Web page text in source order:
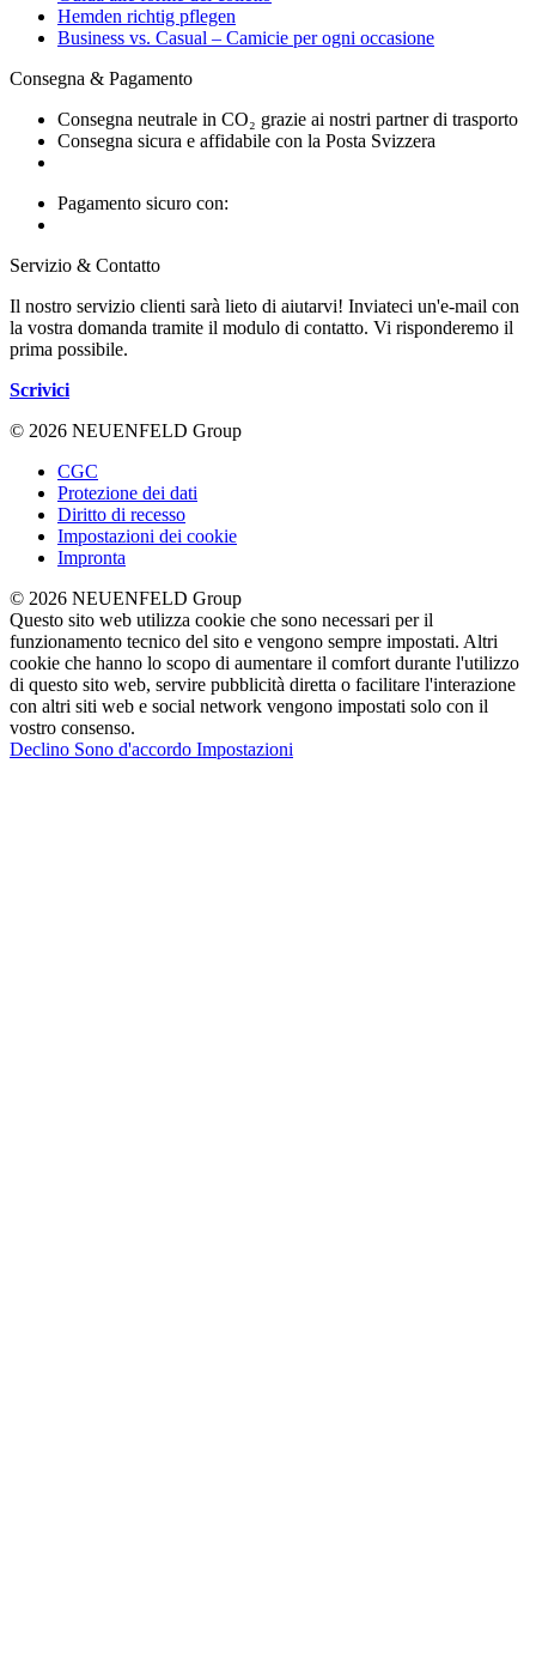
Hemden richtig pflegen
Business vs. Casual – Camicie per ogni occasione
Consegna & Pagamento
Consegna neutrale in CO₂ grazie ai nostri partner di trasporto
Consegna sicura e affidabile con la Posta Svizzera
Pagamento sicuro con:
Servizio & Contatto
Il nostro servizio clienti sarà lieto di aiutarvi! Inviateci un'e-mail con
la vostra domanda tramite il modulo di contatto. Vi risponderemo il
prima possibile.
Scrivici
© 2026 NEUENFELD Group
CGC
Protezione dei dati
Diritto di recesso
Impostazioni dei cookie
Impronta
© 2026 NEUENFELD Group
Questo sito web utilizza cookie che sono necessari per il
funzionamento tecnico del sito e vengono sempre impostati. Altri
cookie che hanno lo scopo di aumentare il comfort durante l'utilizzo
di questo sito web, servire pubblicità diretta o facilitare l'interazione
con altri siti web e social network vengono impostati solo con il
vostro consenso.
Declino Sono d'accordo Impostazioni